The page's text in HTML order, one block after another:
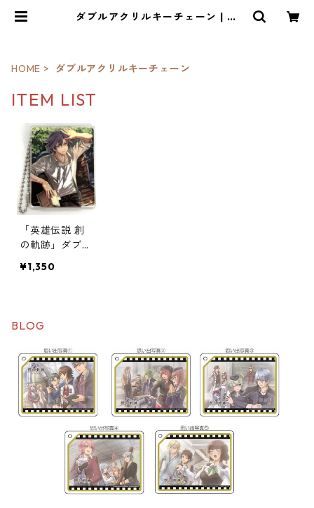
ダブルアクリルキーチェーン | ｉ
HOME ダブルアクリルキーチェーン
ITEM LIST
「英雄伝説 創
の軌跡」ダブル
ェーン第1弾
¥1,350
BLOG